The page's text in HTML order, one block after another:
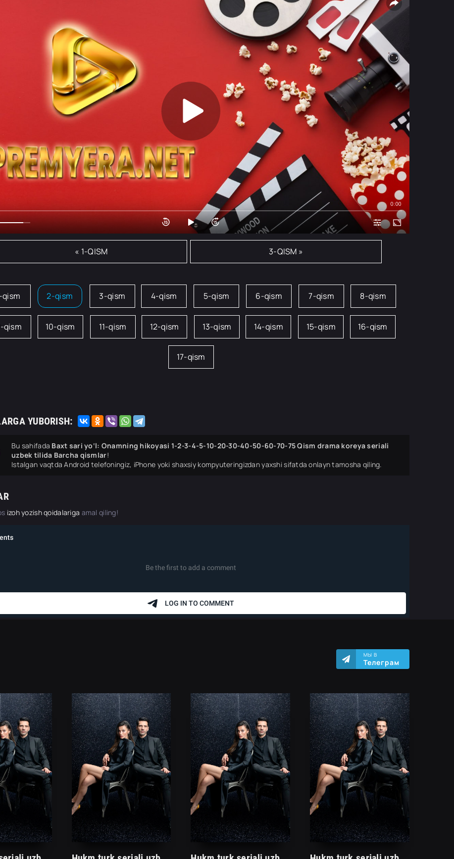
0:00
« 1-QISM 3-QISM »
qism 2-qism 3-qism 4-qism 5-qism 6-qism 7-qism 8-qism
qism 10-qism 11-qism 12-qism 13-qism 14-qism 15-qism 16-qism
17-qism
YUBORISH:
Bu sahifada Baxt sari yo‘l: Onamning hikoyasi 1-2-3-4-5-10-20-30-40-50-60-70-75 Qism drama koreya seriali
uzbek tilida Barcha qismlar!
Istalgan vaqtda Android telefoningiz, iPhone yoki shaxsiy kompyuteringizdan yaxshi sifatda onlayn tamosha qiling.
izoh yozish qoidalariga amal qiling!
МЫ В
Телеграм